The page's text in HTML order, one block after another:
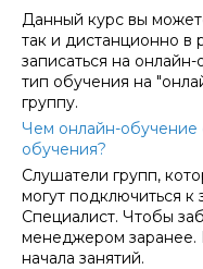
Данный курс вы
так и дистанционно в
записаться на
тип обучения на
группу.
Чем онлайн-обучение
обучения?
Слушатели групп,
могут подключиться
Специалист. Чтобы
менеджером заранее.
начала занятий.